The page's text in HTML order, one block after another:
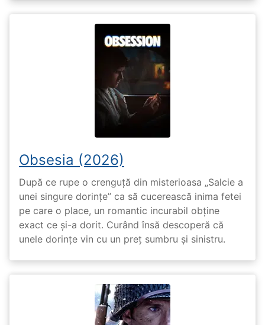
Obsesia (2026)
După ce rupe o crenguță din misterioasa „Salcie a
unei singure dorințe” ca să cucerească inima fetei
pe care o place, un romantic incurabil obține
exact ce și-a dorit. Curând însă descoperă că
unele dorințe vin cu un preț sumbru și sinistru.